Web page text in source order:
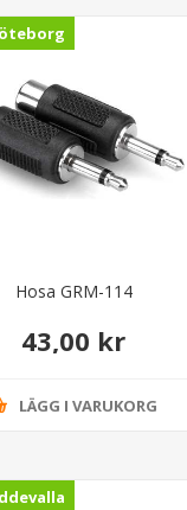
Hosa GRM-114
43,00 kr
LÄGG I VARUKORG